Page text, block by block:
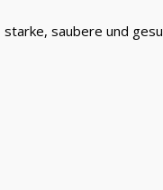
saubere und